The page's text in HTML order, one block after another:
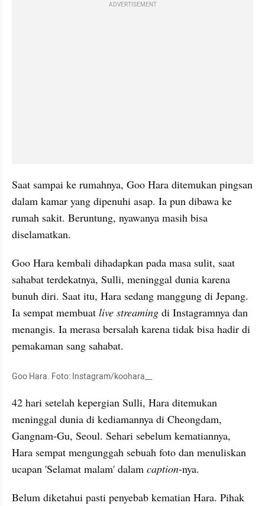
ADVERTISEMENT
Saat sampai ke rumahnya, Goo Hara ditemukan pingsan
dalam kamar yang dipenuhi asap. Ia pun dibawa ke
rumah sakit. Beruntung, nyawanya masih bisa
diselamatkan.
Goo Hara kembali dihadapkan pada masa sulit, saat
sahabat terdekatnya, Sulli, meninggal dunia karena
bunuh diri. Saat itu, Hara sedang manggung di Jepang.
Ia sempat membuat live streaming di Instagramnya dan
menangis. Ia merasa bersalah karena tidak bisa hadir di
pemakaman sang sahabat.
Goo Hara. Foto: Instagram/koohara__
42 hari setelah kepergian Sulli, Hara ditemukan
meninggal dunia di kediamannya di Cheongdam,
Gangnam-Gu, Seoul. Sehari sebelum kematiannya,
Hara sempat mengunggah sebuah foto dan menuliskan
ucapan 'Selamat malam' dalam caption-nya.
Belum diketahui pasti penyebab kematian Hara. Pihak